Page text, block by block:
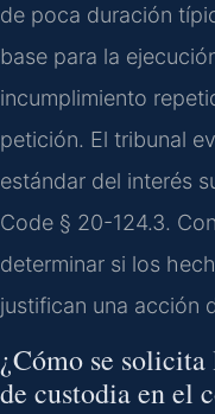
de poca duración
base para la
incumplimiento
petición. El tribunal
estándar del interés
Code § 20-124.3.
determinar si los
justifican una acción
¿Cómo se
de custodia en el